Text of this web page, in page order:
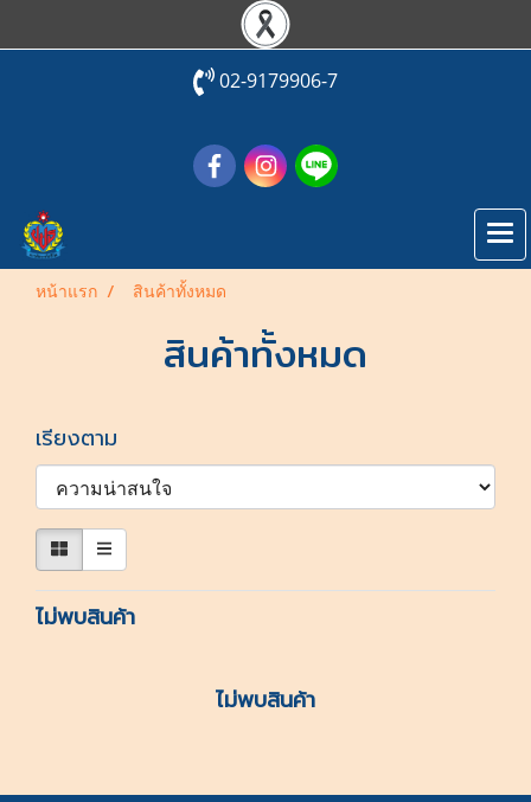
02-9179906-7
หน้าแรก สินค้าทั้งหมด
สินค้าทั้งหมด
เรียงตาม
ไม่พบสินค้า
ไม่พบสินค้า